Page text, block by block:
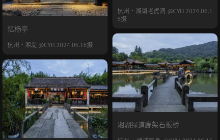
杭州·湘湖老虎洞 @CYH 2024.06.1
6摄
忆杨亭
杭州·湘堤 @CYH 2024.06.16摄
湘湖绿道廊架石板桥